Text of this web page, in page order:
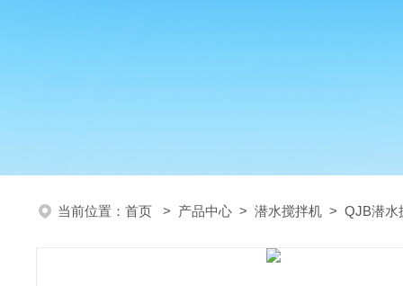
当前位置： 首页 > 产品中心 > 潜水搅拌机 > QJB潜水